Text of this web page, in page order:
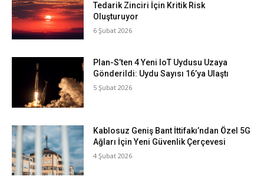
Tedarik Zinciri İçin Kritik Risk
Oluşturuyor
6 Şubat 2026
Plan-S’ten 4 Yeni IoT Uydusu Uzaya
Gönderildi: Uydu Sayısı 16’ya Ulaştı
5 Şubat 2026
Kablosuz Geniş Bant İttifakı’ndan Özel 5G
Ağları İçin Yeni Güvenlik Çerçevesi
4 Şubat 2026